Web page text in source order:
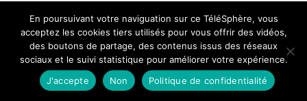
En poursuivant votre naviguation sur ce TéléSphère, vous
acceptez les cookies tiers utilisés pour vous offrir des vidéos,
des boutons de partage, des contenus issus des réseaux
sociaux et le suivi statistique pour améliorer votre expérience.
J'accepte
Non Politique de confidentialité